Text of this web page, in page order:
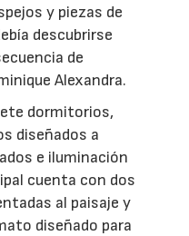
y piezas de
descubrirse
de
Alexandra.
dormitorios,
diseñados a
e iluminación
cuenta con dos
al paisaje y
diseñado para